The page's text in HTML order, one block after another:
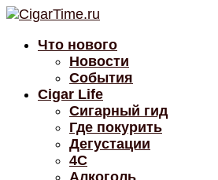
Что нового
Новости
События
Cigar Life
Сигарный гид
Где покурить
Дегустации
4C
Алкоголь